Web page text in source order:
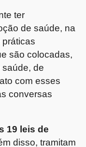
ter
de saúde, na
são colocadas,
de
com esses
conversas
19 leis de
disso, tramitam